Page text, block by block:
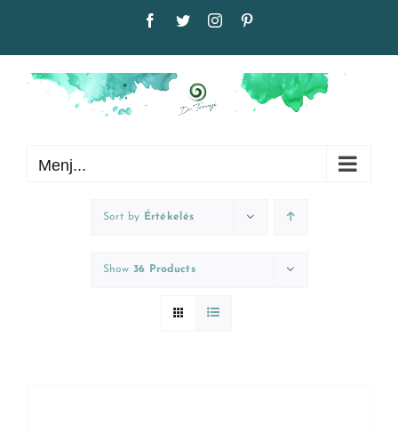
Facebook
TwitterInstagram
Menj...
Sort by Értékelés
Show 36 Products